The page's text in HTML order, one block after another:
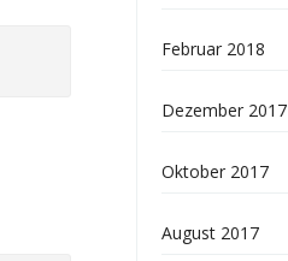
Februar 2018
Dezember 2017
Oktober 2017
August 2017